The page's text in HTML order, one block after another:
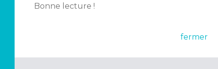
Bonne lecture !
fermer